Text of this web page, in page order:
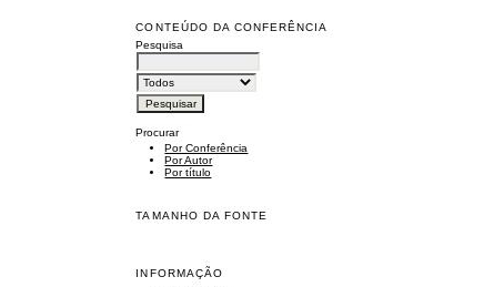
CONTEÚDO DA CONFERÊNCIA
Pesquisa
Procurar
Por Conferência
Por Autor
Por título
TAMANHO DA FONTE
INFORMAÇÃO